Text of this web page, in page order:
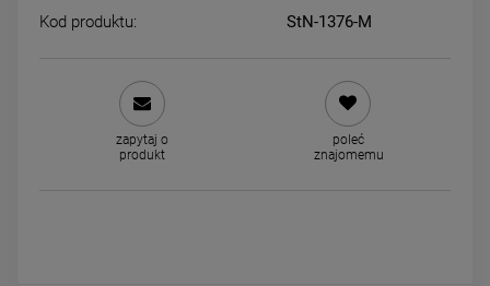
39,00 zł
DO KOSZYKA
39,00 zł
DO KOSZYKA
Kod produktu: StN-1376-M
zapytaj o
produkt
poleć
znajomemu